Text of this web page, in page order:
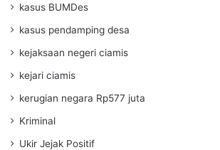
kasus BUMDes
kasus pendamping desa
kejaksaan negeri ciamis
kejari ciamis
kerugian negara Rp577 juta
Kriminal
Ukir Jejak Positif